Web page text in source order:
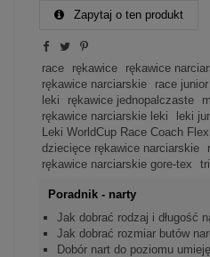
Zapytaj o ten produkt
race rękawice
rękawice
rękawice narciarskie
race junior
leki
rękawice jednopalczaste
rękawice narciarskie leki
leki
Leki WorldCup Race Coach
dziecięce rękawice narciarskie
rękawice narciarskie gore-tex
Poradnik - narty
Jak dobrać rodzaj i długość
Jak dobrać rozmiar butów
Dobór nart do poziomu